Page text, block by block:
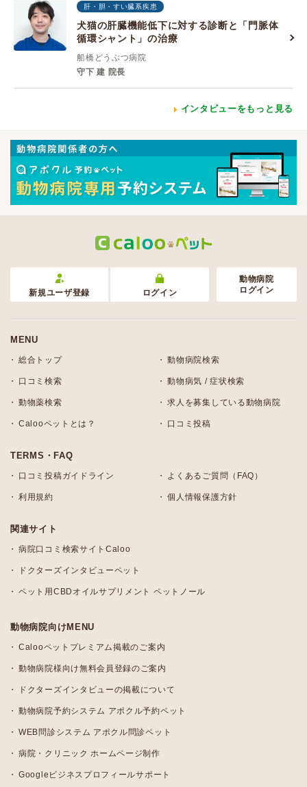
肝・胆・すい臓系疾患
犬猫の肝臓機能低下に対する診断と「門脈体
循環シャント」の治療
船橋どうぶつ病院
守下 建 院長
インタビューをもっと見る
新規ユーザ登録 ログイン
動物病院
ログイン
MENU
総合トップ 動物病院検索
口コミ検索 動物病気 / 症状検索
動物薬検索 求人を募集している動物病院
Calooペットとは？ 口コミ投稿
TERMS・FAQ
口コミ投稿ガイドライン よくあるご質問（FAQ）
利用規約 個人情報保護方針
関連サイト
病院口コミ検索サイトCaloo
ドクターズインタビューペット
ペット用CBDオイルサプリメント ペットノール
動物病院向けMENU
Calooペットプレミアム掲載のご案内
動物病院様向け無料会員登録のご案内
ドクターズインタビューの掲載について
動物病院予約システム アポクル予約ペット
WEB問診システム アポクル問診ペット
病院・クリニック ホームページ制作
Googleビジネスプロフィールサポート